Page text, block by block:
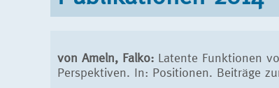
von Ameln, Falko: Latente Funktionen
Perspektiven. In: Positionen. Beiträge